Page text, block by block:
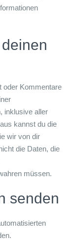
oder Kommentare
inklusive aller
kannst du die
wir von dir
die Daten, die
müssen.
senden